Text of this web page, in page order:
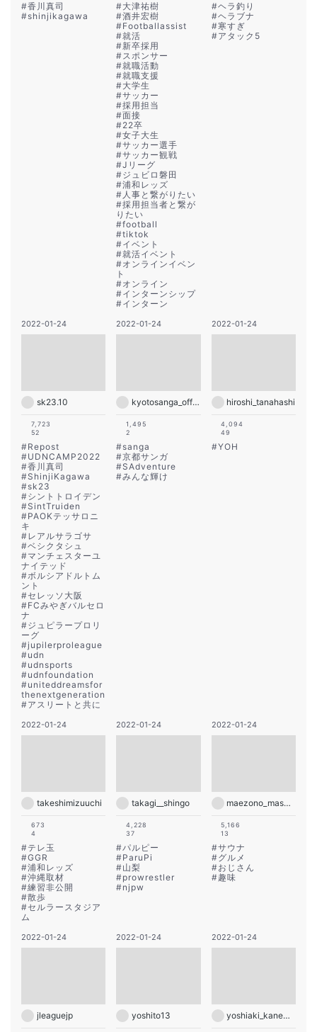
#香川真司
#shinjikagawa
#大津祐樹
#酒井宏樹
#Footballassist
#就活
#新卒採用
#スポンサー
#就職活動
#就職支援
#大学生
#サッカー
#採用担当
#面接
#22卒
#女子大生
#サッカー選手
#サッカー観戦
#Jリーグ
#ジュビロ磐田
#浦和レッズ
# 人事と繋がりたい
#採用担当者と繋が
りたい
#football
#tiktok
#イベント
#就活イベント
#オンラインイベン
ト
#オンライン
#インターンシップ
#インターン
#ヘラ釣り
#ヘラブナ
#寒すぎ
#アタック5
2022-01-24
sk23.10
7,723
52
#Repost
#UDNCAMP2022
#香川真司
#ShinjiKagawa
#sk23
#シントトロイデン
#SintTruiden
#PAOKテッサロニ
キ
#レアルサラゴサ
#ベシクタシュ
#マンチェスターユ
ナイテッド
#ボルシアドルトム
ント
#セレッソ大阪
#FCみやぎバルセロ
ナ
#ジュピラープロリ
ーグ
#jupilerproleague
#udn
#udnsports
#udnfoundation
#uniteddreamsfor
thenextgeneration
#アスリートと共に
2022-01-24
kyotosanga_official
1,495
2
#sanga
#京都サンガ
#SAdventure
#みんな輝け
2022-01-24
hiroshi_tanahashi
4,094
49
#YOH
2022-01-24
takeshimizuuchi
673
4
#テレ玉
#GGR
#浦和レッズ
#沖縄取材
#練習非公開
#散歩
#セルラースタジア
ム
2022-01-24
takagi__shingo
4,228
37
#パルピー
#ParuPi
#山梨
#prowrestler
#njpw
2022-01-24
maezono_masakiyo
5,166
13
#サウナ
#グルメ
#おじさん
#趣味
2022-01-24
jleaguejp
2022-01-24
yoshito13
2022-01-24
yoshiaki_kanemura